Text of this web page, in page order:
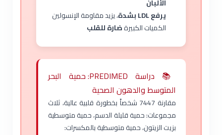
الألبان
يرفع LDL بشدة
، يزيد مقاومة الإنسولين
الكميات الكبيرةضارة للقلب
📚 دراسة PREDIMED: حمية البحر
المتوسط والدهون الصحية
مقارنة 7447 شخصاً بخطورة قلبية عالية، ثلاث
مجموعات: حمية قليلة الدسم، حمية متوسطية
بزيت الزيتون، حمية متوسطية بالمكسرات: